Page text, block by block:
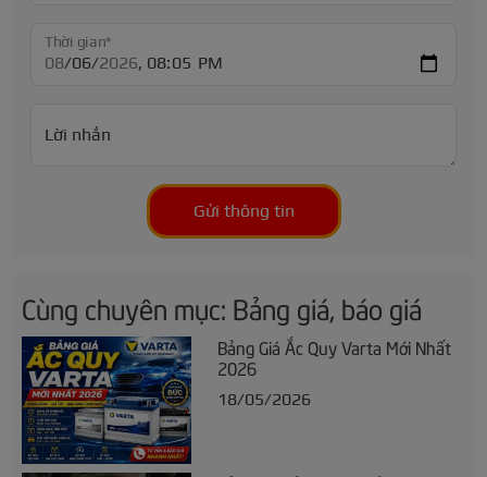
Thời gian*
Lời nhắn
Gửi thông tin
Cùng chuyên mục: Bảng giá, báo giá
Bảng Giá Ắc Quy Varta Mới Nhất
2026
18/05/2026